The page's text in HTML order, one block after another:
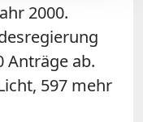
2000.
Anträge ab.
597 mehr